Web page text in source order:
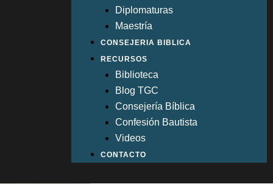
Diplomaturas
Maestría
CONSEJERIA BIBLICA
RECURSOS
Biblioteca
Blog TGC
Consejería Bíblica
Confesión Bautista
Videos
CONTACTO